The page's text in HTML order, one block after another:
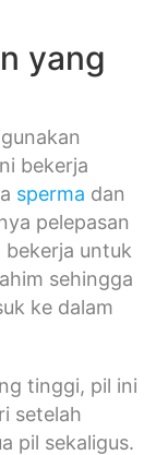
yang
bekerja
sperma dan
pelepasan
bekerja untuk
sehingga
ke dalam
tinggi, pil ini
setelah
pil sekaligus.